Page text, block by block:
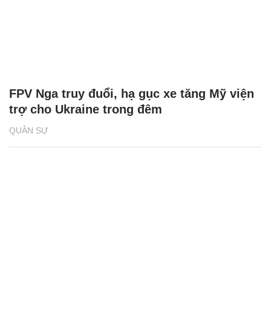
QUÂN SỰ
FPV Nga truy đuổi, hạ gục xe tăng Mỹ viện
trợ cho Ukraine trong đêm